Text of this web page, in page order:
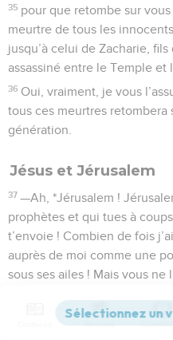
35 pour que retombe sur
meurtre de tous les
jusqu’à celui de Zacharie,
assassiné entre le Temple et
36 Oui, vraiment, je vous
tous ces meurtres retombera
génération.
Jésus et Jérusalem
37 —Ah, *Jérusalem !
prophètes et qui tues à
t’envoie ! Combien de fois
auprès de moi comme une
sous ses ailes ! Mais vous ne
Maintenant, votre maison
Versions